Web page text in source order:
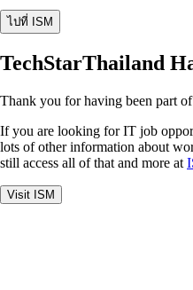
ไปที่ ISM
TechStarThailand
Thank you for having been part
If you are looking for IT job
lots of other information about
still access all of that and more at
Visit ISM